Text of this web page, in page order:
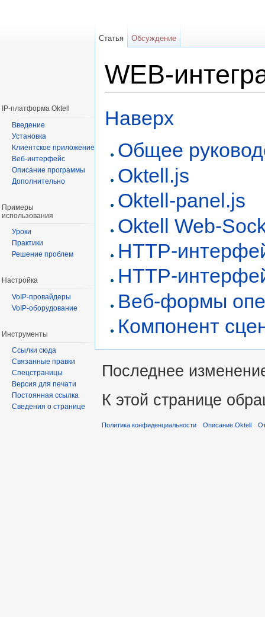
WEB-
Наверх
Общее
Oktell.js
Oktell-panel.js
Oktell Web-
HTTP-
HTTP-
Веб-формы
Компонент
Статья Обсуждение
IP-платформа Oktell
Введение
Установка
Клиентское приложение
Веб-интерфейс
Описание программы
Дополнительно
Примеры
использования
Уроки
Практики
Решение проблем
Настройка
VoIP-провайдеры
VoIP-оборудование
Инструменты
Ссылки сюда
Связанные правки
Спецстраницы
Версия для печати
Постоянная ссылка
Сведения о странице
Последнее
К этой странице
Политика конфиденциальности Описание Oktell